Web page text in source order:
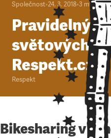
Společnost•24. 3. 2018•3 minuty
Pravidelný
světových
Respekt.cz
Respekt
Bikesharing v